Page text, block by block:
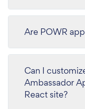
Are POWR
Can I
Ambassador
React site?